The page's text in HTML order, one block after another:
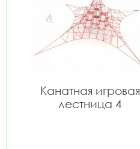
Канатная игровая
лестница 4